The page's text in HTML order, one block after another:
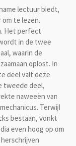
lectuur biedt,
te lezen.
Het perfect
in de twee
waarin de
oplost. In
deel valt deze
tweede deel,
naweeën van
Terwijl
bestaan, vonkt
even hoog op om